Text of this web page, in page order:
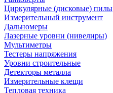
Циркулярные (дисковые) пилы
Измерительный инструмент
Дальномеры
Лазерные уровни (нивелиры)
Мультиметры
Тестеры напряжения
Уровни строительные
Детекторы металла
Измерительные клещи
Тепловая техника